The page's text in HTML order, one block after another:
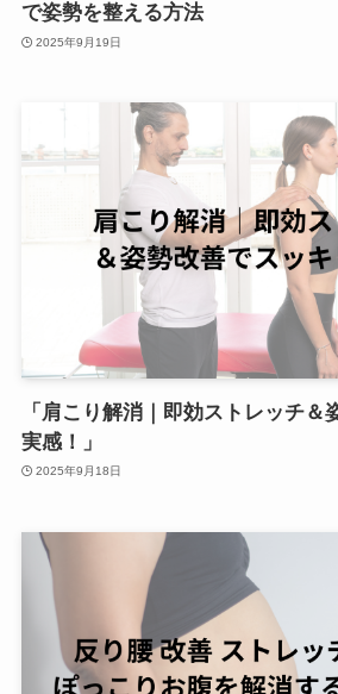
で姿勢を整える方法
2025年9月19日
「肩こり解消｜即効ストレッチ＆
実感！」
2025年9月18日